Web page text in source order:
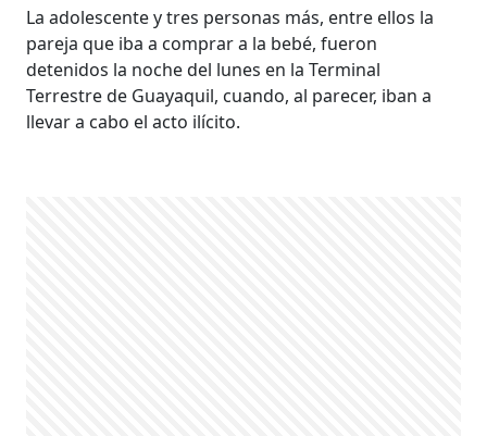
La adolescente y tres personas más, entre ellos la
pareja que iba a comprar a la bebé, fueron
detenidos la noche del lunes en la Terminal
Terrestre de Guayaquil, cuando, al parecer, iban a
llevar a cabo el acto ilícito.